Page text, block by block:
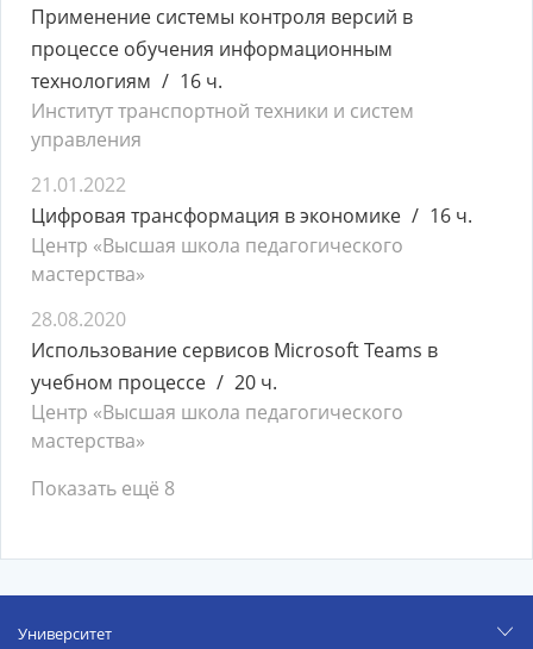
Применение системы контроля версий в
процессе обучения информационным
технологиям
16 ч.
Институт транспортной техники и систем
управления
21.01.2022
Цифровая трансформация в экономике
16 ч.
Центр «Высшая школа педагогического
мастерства»
28.08.2020
Использование сервисов Microsoft Teams в
учебном процессе
20 ч.
Центр «Высшая школа педагогического
мастерства»
Показать ещё 8
Университет